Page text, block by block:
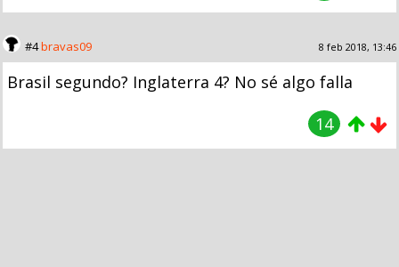
#4bravas09 8 feb 2018, 13:46
Brasil segundo? Inglaterra 4? No sé algo falla
14